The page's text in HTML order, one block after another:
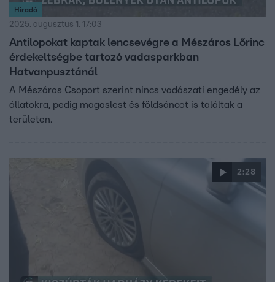
Híradó
2025. augusztus 1. 17:03
Antilopokat kaptak lencsevégre a Mészáros Lőrinc
érdekeltségbe tartozó vadasparkban
Hatvanpusztánál
A Mészáros Csoport szerint nincs vadászati engedély az
állatokra, pedig magaslest és földsáncot is találtak a
területen.
2:28